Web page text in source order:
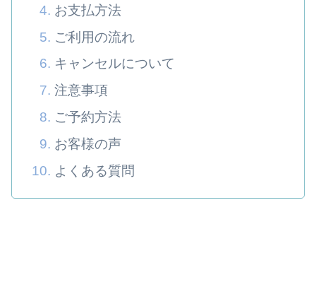
お支払方法
ご利用の流れ
キャンセルについて
注意事項
ご予約方法
お客様の声
よくある質問